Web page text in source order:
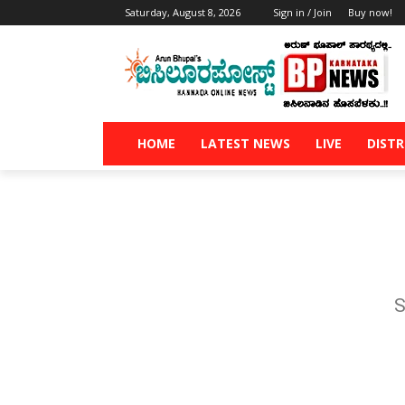
Saturday, August 8, 2026 Sign in / Join Buy now!
HOME LATEST NEWS LIVE